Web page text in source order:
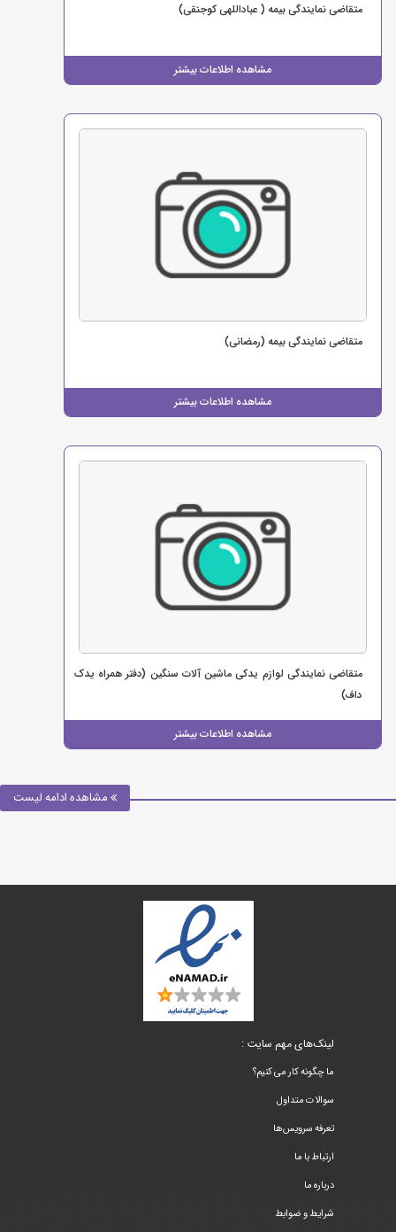
مشاهده اطلاعات بیشتر
متقاضی نمایندگی بیمه ( عباداللهی کوجنقی)
مشاهده اطلاعات بیشتر
متقاضی نمایندگی بیمه (رمضانی)
مشاهده اطلاعات بیشتر
متقاضی نمایندگی لوازم یدکی ماشین آلات سنگین (دفتر همراه یدک
داف)
مشاهده ادامه لیست
لینک‌های مهم سایت :
ما چگونه کار می کنیم؟
سوالات متداول
تعرفه سرویس‌ها
ارتباط با ما
درباره ما
شرایط و ضوابط